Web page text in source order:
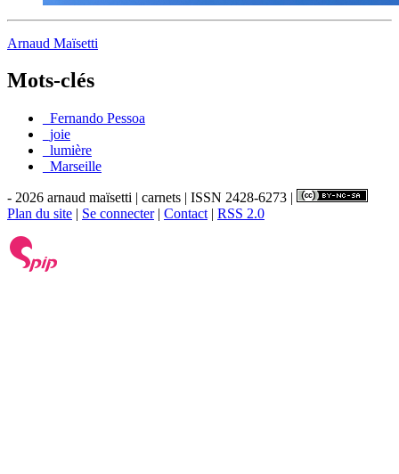
Arnaud Maïsetti
Mots-clés
_Fernando Pessoa
_joie
_lumière
_Marseille
- 2026 arnaud maïsetti | carnets | ISSN 2428-6273 |
Plan du site | Se connecter| Contact | RSS 2.0